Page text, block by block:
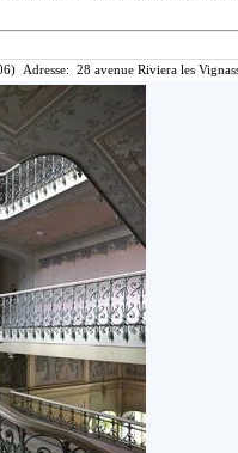
Adresse: 28 avenue Riviera les